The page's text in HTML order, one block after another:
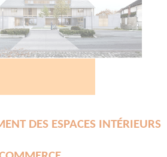
DES ESPACES INTÉRIEURS